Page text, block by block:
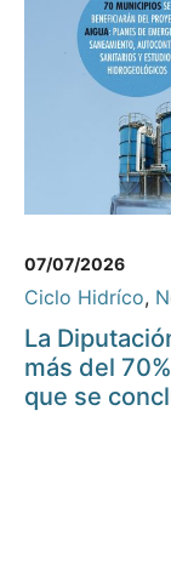
07/07/2026
Ciclo Hidríco,
La
más del
que se